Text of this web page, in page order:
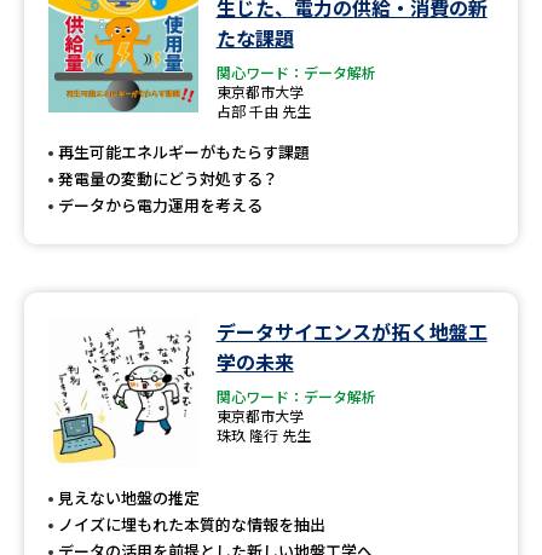
生じた、電力の供給・消費の新
たな課題
関心ワード：データ解析
東京都市大学
占部 千由 先生
再生可能エネルギーがもたらす課題
発電量の変動にどう対処する？
データから電力運用を考える
データサイエンスが拓く地盤工
学の未来
関心ワード：データ解析
東京都市大学
珠玖 隆行 先生
見えない地盤の推定
ノイズに埋もれた本質的な情報を抽出